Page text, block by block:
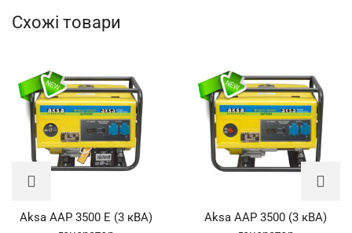
Схожі товари
Aksa AAP 3500 E (3 кВА)
Aksa AAP 3500 (3 кВА)